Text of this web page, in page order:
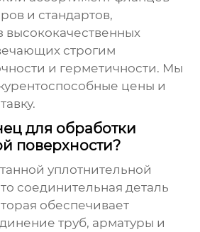
и стандартов,
высококачественных
строгим
и герметичности. Мы
цены и
для обработки
поверхности?
уплотнительной
соединительная деталь
обеспечивает
труб, арматуры и